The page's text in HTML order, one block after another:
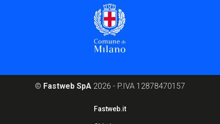
© Fastweb SpA 2026 - P.IVA 12878470157
Fastweb.it